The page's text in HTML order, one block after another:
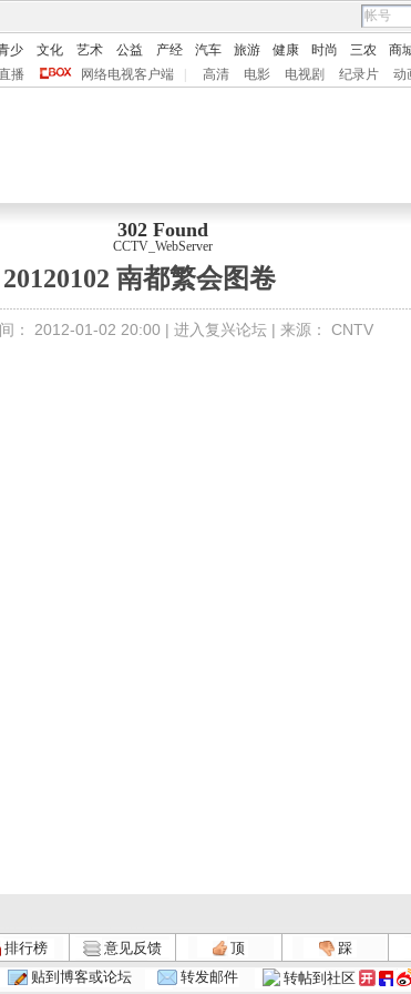
少 文化 艺术 公益 产经 汽车 旅游 健康 时尚 三农
商
播 网络电视客户端 高清 电影 电视剧 纪录片 动
302 Found
CCTV_WebServer
南都繁会图卷
： 2012-01-02 20:00 | 进入复兴论坛 | 来源： CNTV
排行榜 意见反馈 顶
踩
贴到博客或论坛 转发邮件 转帖到社区